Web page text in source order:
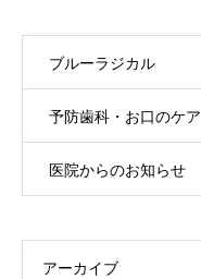
ブルーラジカル
予防歯科・お口のケア
医院からのお知らせ
アーカイブ